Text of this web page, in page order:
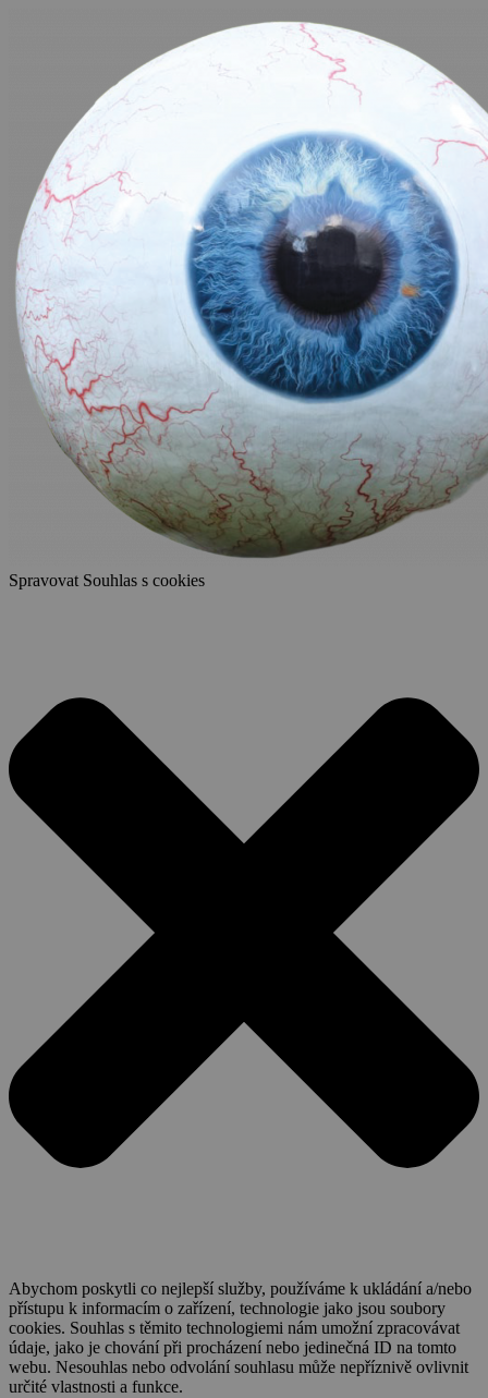
Spravovat Souhlas s cookies
Abychom poskytli co nejlepší služby, používáme k ukládání a/nebo
přístupu k informacím o zařízení, technologie jako jsou soubory
cookies. Souhlas s těmito technologiemi nám umožní zpracovávat
údaje, jako je chování při procházení nebo jedinečná ID na tomto
webu. Nesouhlas nebo odvolání souhlasu může nepříznivě ovlivnit
určité vlastnosti a funkce.